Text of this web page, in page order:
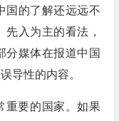
国的了解还远远不
入为主的看法，
分媒体在报道中国
导性的内容。
重要的国家。如果